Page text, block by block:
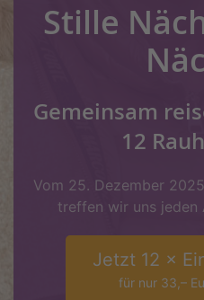
Stille
Gemeinsam
12
Vom 25. Dezember
treffen wir uns jeden
Jetzt 12 ×
für nur 33,–